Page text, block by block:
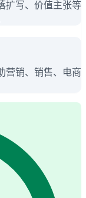
扩写、价值主张等
营销、销售、电商